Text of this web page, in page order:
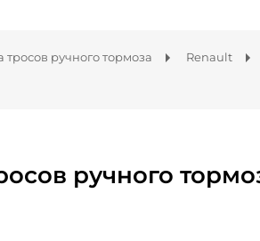
тросов ручного тормоза Renault
ручного